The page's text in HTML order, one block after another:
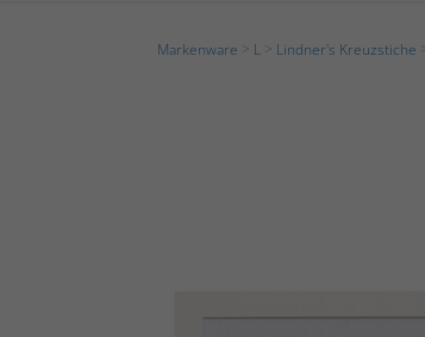
Markenware L Lindner's Kreuzstiche